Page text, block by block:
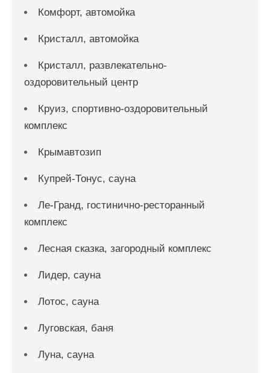
Комфорт, автомойка
Кристалл, автомойка
Кристалл, развлекательно-
оздоровительный центр
Круиз, спортивно-оздоровительный
комплекс
Крымавтозип
Купрей-Тонус, сауна
Ле-Гранд, гостинично-ресторанный
комплекс
Лесная сказка, загородный комплекс
Лидер, сауна
Лотос, сауна
Луговская, баня
Луна, сауна